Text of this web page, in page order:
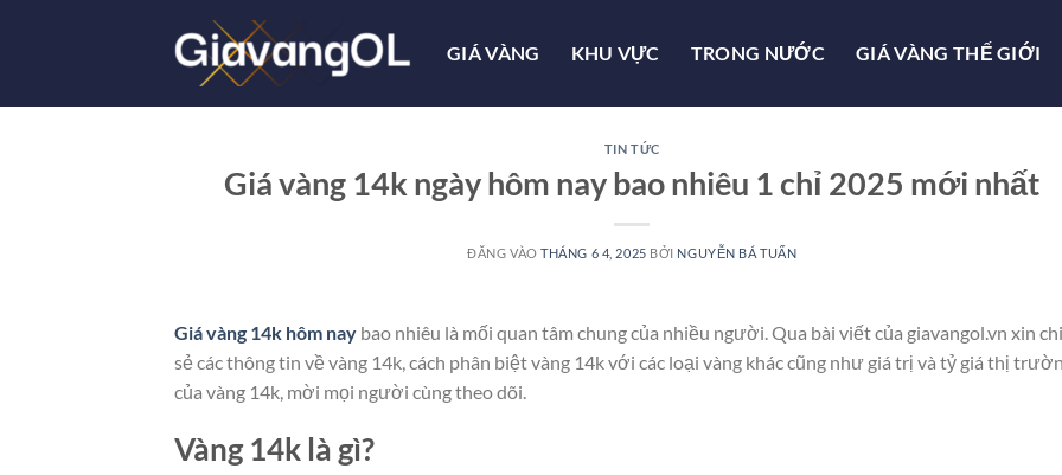
dung
GIÁ VÀNG KHU VỰC TRONG NƯỚC GIÁ VÀNG THẾ GIỚI
TIN TỨC
Giá vàng 14k ngày hôm nay bao nhiêu 1 chỉ 2025 mới nhất
ĐĂNG VÀOTHÁNG 6 4, 2025 BỞI NGUYỄN BÁ TUẤN
Giá vàng 14k hôm nay bao nhiêu là mối quan tâm chung của nhiều người. Qua bài viết của giavangol.vn xin
sẻ các thông tin về vàng 14k, cách phân biệt vàng 14k với các loại vàng khác cũng như giá trị và tỷ giá thị
của vàng 14k, mời mọi người cùng theo dõi.
Vàng 14k là gì?